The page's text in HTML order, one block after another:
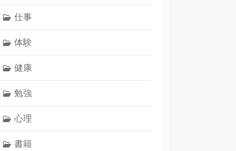
仕事
体験
健康
勉強
心理
書籍